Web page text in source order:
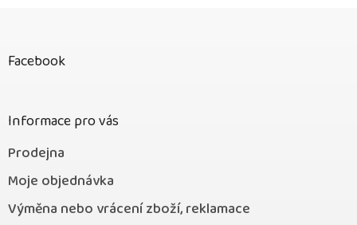
Facebook
Informace pro vás
Prodejna
Moje objednávka
Výměna nebo vrácení zboží, reklamace